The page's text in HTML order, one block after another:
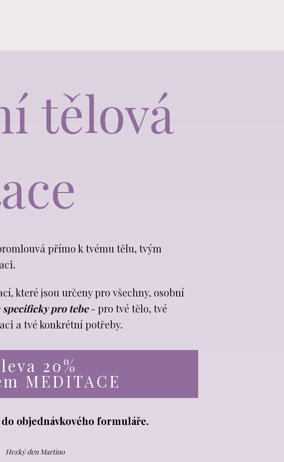
tělová
přímo k tvému tělu, tvým
které jsou určeny pro všechny, osobní
specificky pro tebe- pro tvé tělo, tvé
a tvé konkrétní potřeby.
20%
MEDITACE
objednávkového formuláře.
Hezký den Martino